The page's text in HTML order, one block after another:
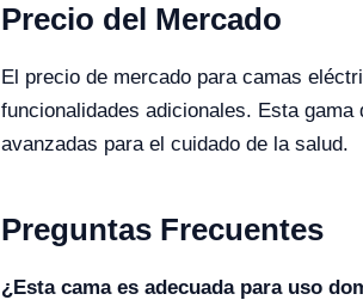
Precio del Mercado
El precio de mercado para camas
funcionalidades adicionales. Esta
avanzadas para el cuidado de la salud.
Preguntas Frecuentes
¿Esta cama es adecuada para uso